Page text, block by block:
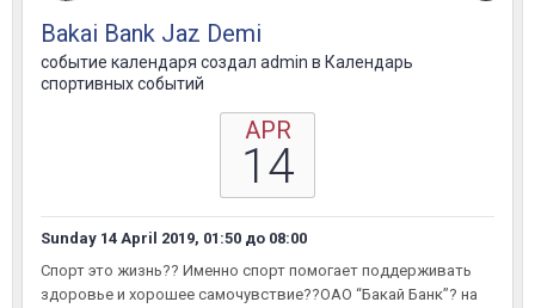
Bakai Bank Jaz Demi
событие календаря создал admin в Календарь
спортивных событий
APR
14
Sunday 14 April 2019, 01:50 до 08:00
Спорт это жизнь?? Именно спорт помогает поддерживать
здоровье и хорошее самочувствие??ОАО “Бакай Банк”? на